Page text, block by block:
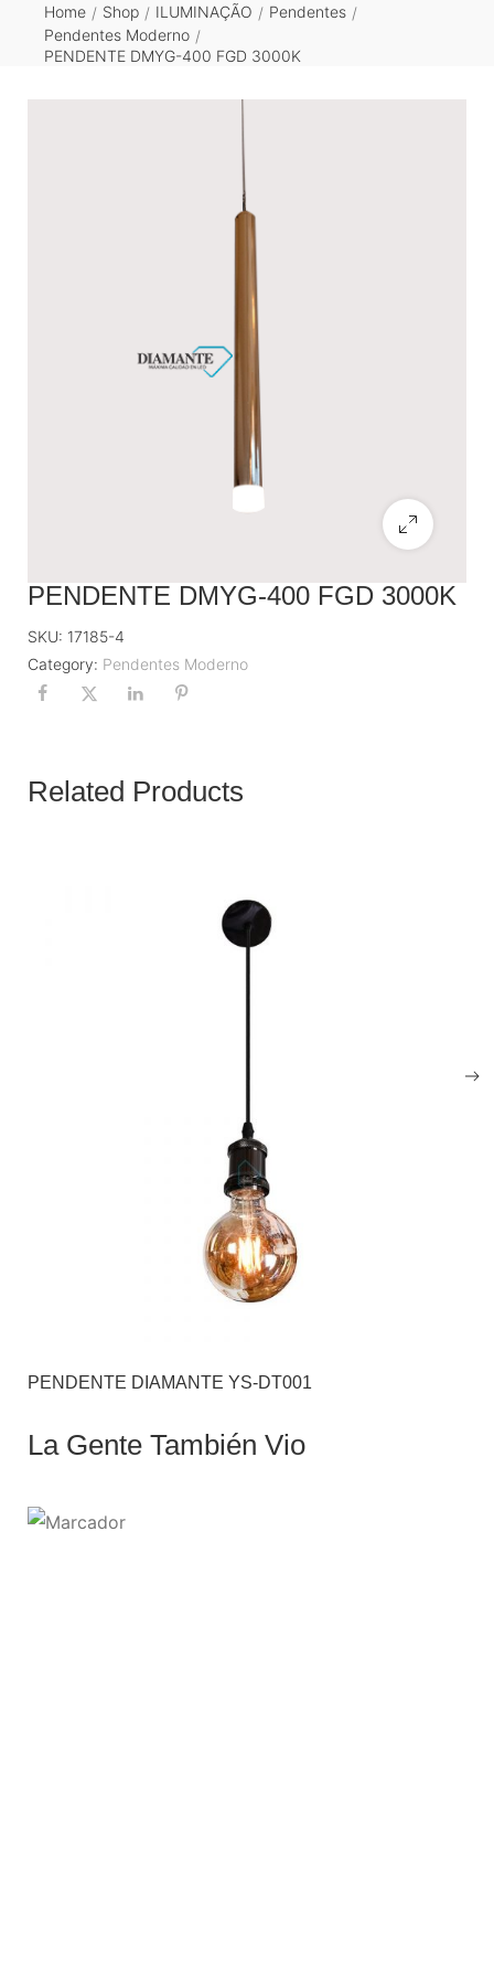
Home / Shop / ILUMINAÇÃO / Pendentes /
Pendentes Moderno /
PENDENTE DMYG-400 FGD 3000K
PENDENTE DMYG-400 FGD 3000K
SKU: 17185-4
Category: Pendentes Moderno
Related Products
PENDENTE DIAMANTE YS-DT001
La Gente También Vio